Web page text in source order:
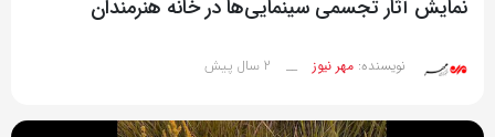
نمایش آثار تجسمی سینمایی‌ها در خانه هنرمندان
نویسنده: مهر نیوز __ 2 سال پیش